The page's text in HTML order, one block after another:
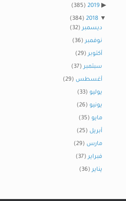
2019
(385)
2018
(384)
ديسمبر(32)
نوفمبر(36)
أكتوبر(29)
سبتمبر(37)
أغسطس (29)
يوليو (33)
يونيو (26)
مايو (35)
أبريل (25)
مارس (29)
فبراير(37)
يناير(36)